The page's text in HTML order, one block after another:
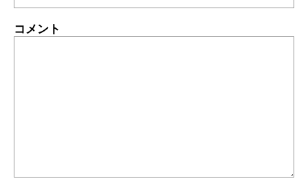
コメント